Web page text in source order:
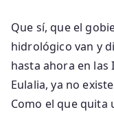
Que sí, que el
hidrológico van y
hasta ahora en las
Eulalia, ya no
Como el que quita